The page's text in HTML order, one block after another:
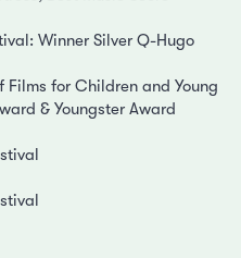
Winner Silver Q-Hugo
for Children and Young
& Youngster Award